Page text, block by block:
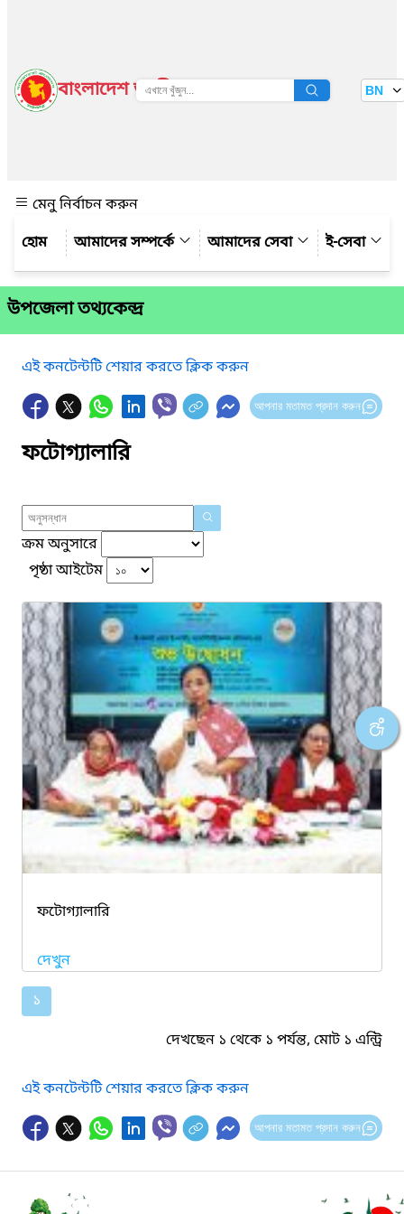
বাংলাদেশ জাতীয় তথ্য বাতায়ন BN
মেনু নির্বাচন করুন
আমাদের সম্পর্কে
আমাদের সেবা ই-সেবা
উপজেলা তথ্যকেন্দ্র
এই কনটেন্টটি শেয়ার করতে ক্লিক করুন
আপনার মতামত প্রদান করুন
ফটোগ্যালারি
ক্রম অনুসারে
পৃষ্ঠা আইটেম
ফটোগ্যালারি
দেখুন
১
দেখছেন ১ থেকে ১ পর্যন্ত, মোট ১ এন্ট্রি
এই কনটেন্টটি শেয়ার করতে ক্লিক করুন
আপনার মতামত প্রদান করুন